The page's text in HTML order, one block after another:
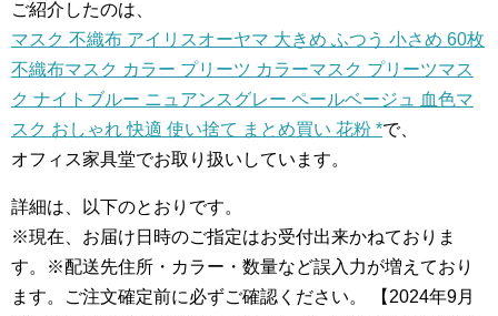
ご紹介したのは、
マスク 不織布 アイリスオーヤマ 大きめ ふつう 小さめ 60枚
不織布マスク カラー プリーツ カラーマスク プリーツマス
ク ナイトブルー ニュアンスグレー ペールベージュ 血色マ
スク おしゃれ 快適 使い捨て まとめ買い 花粉 *で、
オフィス家具堂でお取り扱いしています。
詳細は、以下のとおりです。
※現在、お届け日時のご指定はお受付出来かねておりま
す。※配送先住所・カラー・数量など誤入力が増えており
ます。ご注文確定前に必ずご確認ください。 【2024年9月